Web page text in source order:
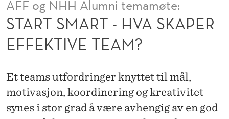
A
P
E
R
E
F
AFF og NHH Alumni temamøte:
START SMART - HVA SKAPER
EFFEKTIVE TEAM?
Et teams utfordringer knyttet til mål,
motivasjon, koordinering og kreativitet
synes i stor grad å være avhengig av en god